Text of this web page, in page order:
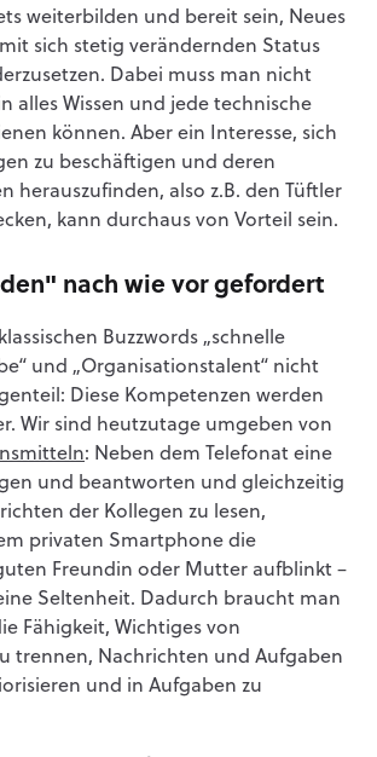
weiterbilden und bereit sein, Neues
sich stetig verändernden Status
Dabei muss man nicht
alles Wissen und jede technische
können. Aber ein Interesse, sich
zu beschäftigen und deren
herauszufinden, also z.B. den Tüftler
kann durchaus von Vorteil sein.
nach wie vor gefordert
Buzzwords „schnelle
und „Organisationstalent“ nicht
Diese Kompetenzen werden
Wir sind heutzutage umgeben von
: Neben dem Telefonat eine
und beantworten und gleichzeitig
der Kollegen zu lesen,
privaten Smartphone die
Freundin oder Mutter aufblinkt –
Seltenheit. Dadurch braucht man
Fähigkeit, Wichtiges von
trennen, Nachrichten und Aufgaben
und in Aufgaben zu